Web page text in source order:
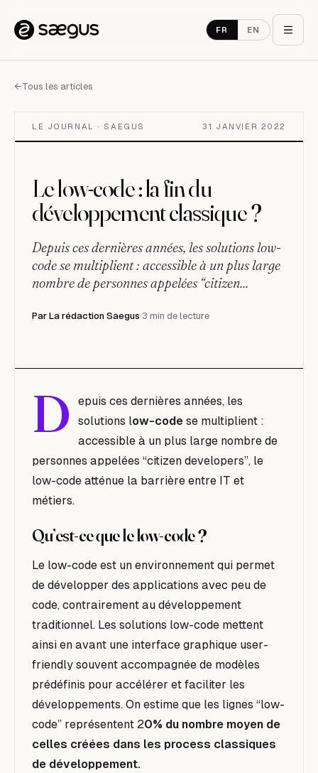
FR EN
←Tous les articles
LE JOURNAL · SAEGUS 31 JANVIER 2022
Le low-code : la fin du
développement classique ?
Depuis ces dernières années, les solutions low-
code se multiplient : accessible à un plus large
nombre de personnes appelées “citizen...
Par La rédaction Saegus·3 min de lecture
D
epuis ces dernières années, les
solutions low-code se multiplient :
accessible à un plus large nombre de
personnes appelées “citizen developers”, le
low-code atténue la barrière entre IT et
métiers.
Qu’est-ce que le low-code ?
Le low-code est un environnement qui permet
de développer des applications avec peu de
code, contrairement au développement
traditionnel. Les solutions low-code mettent
ainsi en avant une interface graphique user-
friendly souvent accompagnée de modèles
prédéfinis pour accélérer et faciliter les
développements. On estime que les lignes “low-
code” représentent 20% du nombre moyen de
celles créées dans les process classiques
de développement.